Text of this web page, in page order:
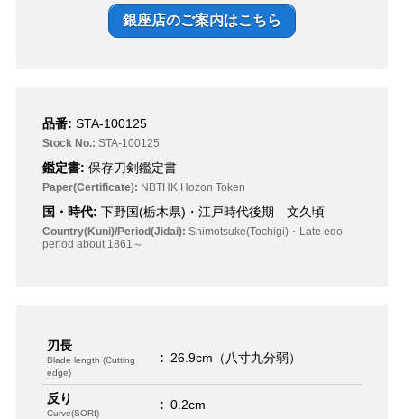
銀座店のご案内はこちら
品番: STA-100125
Stock No.: STA-100125
鑑定書: 保存刀剣鑑定書
Paper(Certificate): NBTHK Hozon Token
国・時代: 下野国(栃木県)・江戸時代後期 文久頃
Country(Kuni)/Period(Jidai): Shimotsuke(Tochigi)・Late edo
period about 1861～
刃長
Blade length (Cutting
edge)
: 26.9cm（八寸九分弱）
反り
Curve(SORI)
: 0.2cm